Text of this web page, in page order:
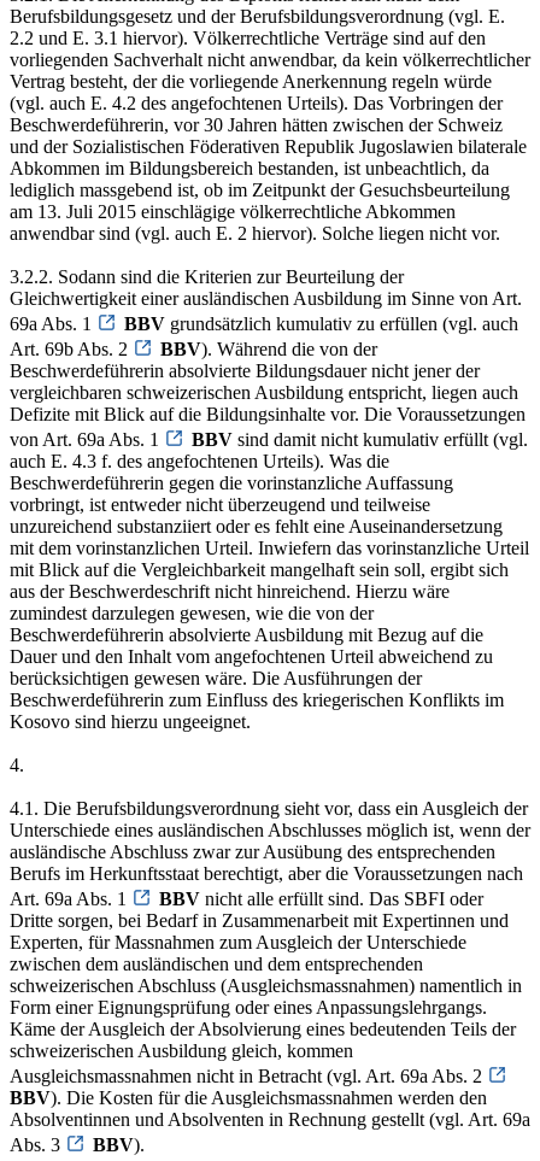
Berufsbildungsgesetz und der Berufsbildungsverordnung (vgl. E.
2.2 und E. 3.1 hiervor). Völkerrechtliche Verträge sind auf den
vorliegenden Sachverhalt nicht anwendbar, da kein völkerrechtlicher
Vertrag besteht, der die vorliegende Anerkennung regeln würde
(vgl. auch E. 4.2 des angefochtenen Urteils). Das Vorbringen der
Beschwerdeführerin, vor 30 Jahren hätten zwischen der Schweiz
und der Sozialistischen Föderativen Republik Jugoslawien bilaterale
Abkommen im Bildungsbereich bestanden, ist unbeachtlich, da
lediglich massgebend ist, ob im Zeitpunkt der Gesuchsbeurteilung
am 13. Juli 2015 einschlägige völkerrechtliche Abkommen
anwendbar sind (vgl. auch E. 2 hiervor). Solche liegen nicht vor.
3.2.2. Sodann sind die Kriterien zur Beurteilung der
Gleichwertigkeit einer ausländischen Ausbildung im Sinne von Art.
69a Abs. 1
BBV grundsätzlich kumulativ zu erfüllen (vgl. auch
Art. 69b Abs. 2
BBV). Während die von der
Beschwerdeführerin absolvierte Bildungsdauer nicht jener der
vergleichbaren schweizerischen Ausbildung entspricht, liegen auch
Defizite mit Blick auf die Bildungsinhalte vor. Die Voraussetzungen
von Art. 69a Abs. 1
BBV sind damit nicht kumulativ erfüllt (vgl.
auch E. 4.3 f. des angefochtenen Urteils). Was die
Beschwerdeführerin gegen die vorinstanzliche Auffassung
vorbringt, ist entweder nicht überzeugend und teilweise
unzureichend substanziiert oder es fehlt eine Auseinandersetzung
mit dem vorinstanzlichen Urteil. Inwiefern das vorinstanzliche Urteil
mit Blick auf die Vergleichbarkeit mangelhaft sein soll, ergibt sich
aus der Beschwerdeschrift nicht hinreichend. Hierzu wäre
zumindest darzulegen gewesen, wie die von der
Beschwerdeführerin absolvierte Ausbildung mit Bezug auf die
Dauer und den Inhalt vom angefochtenen Urteil abweichend zu
berücksichtigen gewesen wäre. Die Ausführungen der
Beschwerdeführerin zum Einfluss des kriegerischen Konflikts im
Kosovo sind hierzu ungeeignet.
4.
4.1. Die Berufsbildungsverordnung sieht vor, dass ein Ausgleich der
Unterschiede eines ausländischen Abschlusses möglich ist, wenn der
ausländische Abschluss zwar zur Ausübung des entsprechenden
Berufs im Herkunftsstaat berechtigt, aber die Voraussetzungen nach
Art. 69a Abs. 1
BBV nicht alle erfüllt sind. Das SBFI oder
Dritte sorgen, bei Bedarf in Zusammenarbeit mit Expertinnen und
Experten, für Massnahmen zum Ausgleich der Unterschiede
zwischen dem ausländischen und dem entsprechenden
schweizerischen Abschluss (Ausgleichsmassnahmen) namentlich in
Form einer Eignungsprüfung oder eines Anpassungslehrgangs.
Käme der Ausgleich der Absolvierung eines bedeutenden Teils der
schweizerischen Ausbildung gleich, kommen
Ausgleichsmassnahmen nicht in Betracht (vgl. Art. 69a Abs. 2
BBV). Die Kosten für die Ausgleichsmassnahmen werden den
Absolventinnen und Absolventen in Rechnung gestellt (vgl. Art. 69a
Abs. 3
BBV).